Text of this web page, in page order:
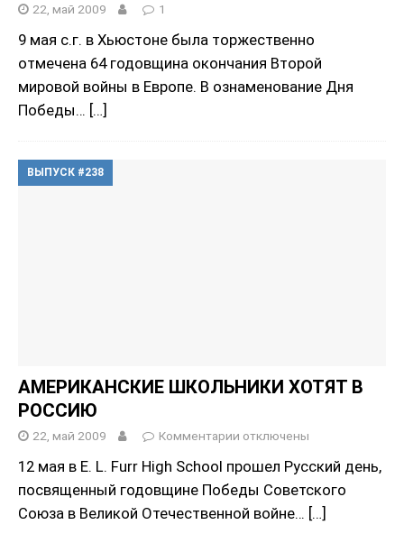
22, май 2009 1
9 мая с.г. в Хьюстоне была торжественно
отмечена 64 годовщина окончания Второй
мировой войны в Европе. В ознаменование Дня
Победы… […]
ВЫПУСК #238
АМЕРИКАНСКИЕ ШКОЛЬНИКИ ХОТЯТ В
РОССИЮ
22, май 2009 Комментарии отключены
12 мая в E. L. Furr High School прошел Русский день,
посвященный годовщине Победы Советского
Союза в Великой Отечественной войне… […]